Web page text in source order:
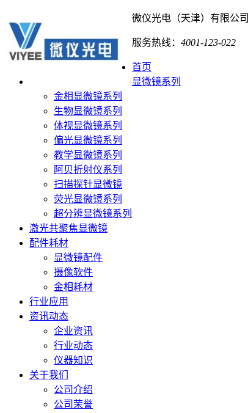
微仪光电（天津）有限公司
服务热线： 4001-123-022
首页
显微镜系列
金相显微镜系列
生物显微镜系列
体视显微镜系列
偏光显微镜系列
教学显微镜系列
阿贝折射仪系列
扫描探针显微镜
荧光显微镜系列
超分辨显微镜系列
激光共聚焦显微镜
配件耗材
显微镜配件
摄像软件
金相耗材
行业应用
资讯动态
企业资讯
行业动态
仪器知识
关于我们
公司介绍
公司荣誉